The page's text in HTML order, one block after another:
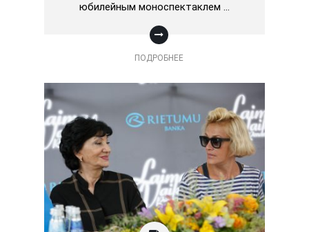
юбилейным моноспектаклем …
ПОДРОБНЕЕ